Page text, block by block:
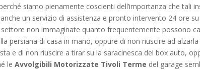
siamo pienamente coscienti dell’importanza che tali
un servizio di assistenza e pronto intervento 24 ore
non immaginate quanto frequentemente possono
persiana di casa in mano, oppure di non riuscire ad
e di non riuscire a tirar su la saracinesca del box auto,
leAvvolgibili Motorizzate Tivoli Terme del garage